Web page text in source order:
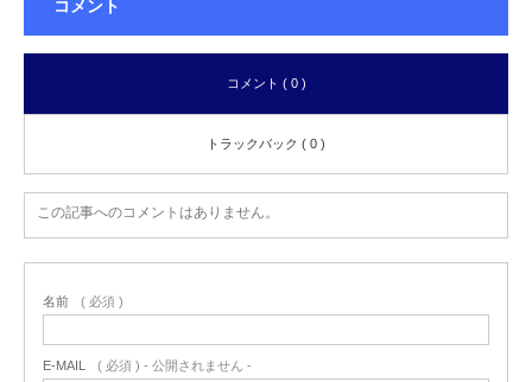
コメント
コメント ( 0 )
トラックバック ( 0 )
この記事へのコメントはありません。
名前 ( 必須 )
E-MAIL ( 必須 ) - 公開されません -